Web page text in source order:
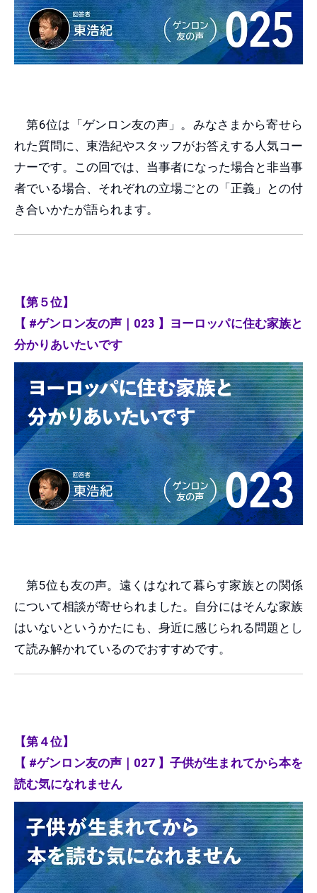
第6位は「ゲンロン友の声」。みなさまから寄せら
れた質問に、東浩紀やスタッフがお答えする人気コー
ナーです。この回では、当事者になった場合と非当事
者でいる場合、それぞれの立場ごとの「正義」との付
き合いかたが語られます。
【第５位】
【 #ゲンロン友の声｜023 】ヨーロッパに住む家族と
分かりあいたいです
第5位も友の声。遠くはなれて暮らす家族との関係
について相談が寄せられました。自分にはそんな家族
はいないというかたにも、身近に感じられる問題とし
て読み解かれているのでおすすめです。
【第４位】
【 #ゲンロン友の声｜027 】子供が生まれてから本を
読む気になれません